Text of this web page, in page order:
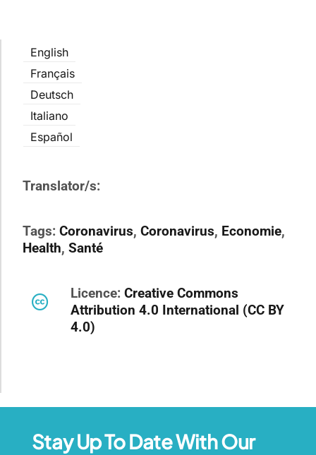
English
Français
Deutsch
Italiano
Español
Translator/s:
Tags: Coronavirus, Coronavirus, Economie,
Health, Santé
Licence: Creative Commons
Attribution 4.0 International (CC BY
4.0)
Stay Up To Date With Our